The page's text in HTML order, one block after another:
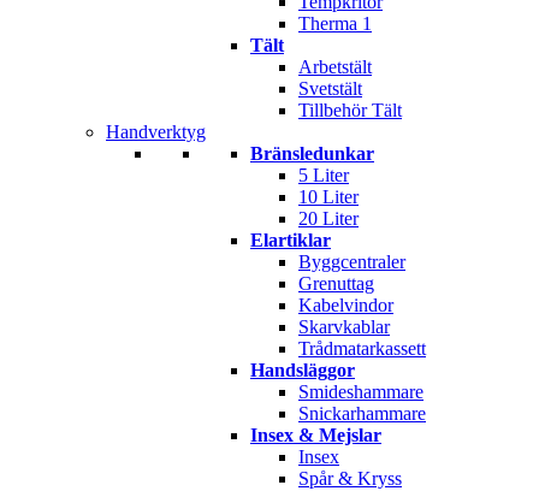
Therma 1
Tält
Arbetstält
Svetstält
Tillbehör Tält
Handverktyg
Bränsledunkar
5 Liter
10 Liter
20 Liter
Elartiklar
Byggcentraler
Grenuttag
Kabelvindor
Skarvkablar
Trådmatarkassett
Handsläggor
Smideshammare
Snickarhammare
Insex & Mejslar
Insex
Spår & Kryss